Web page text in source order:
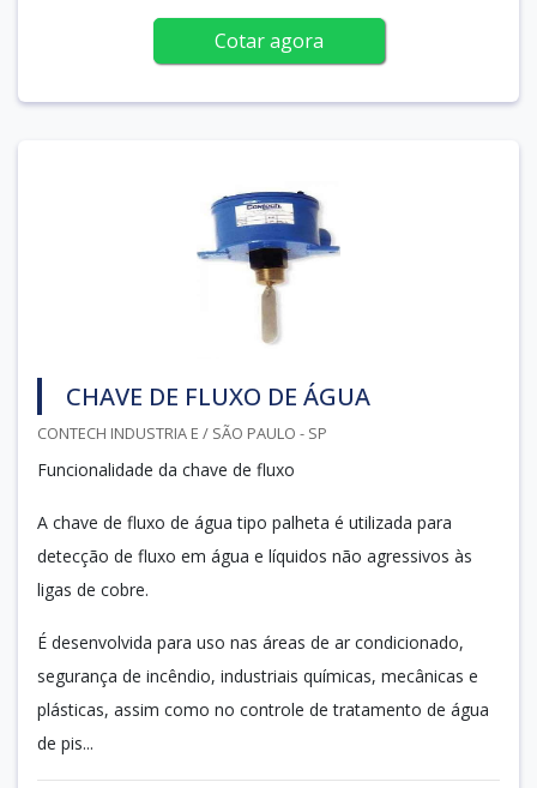
Cotar agora
CHAVE DE FLUXO DE ÁGUA
CONTECH INDUSTRIA E / SÃO PAULO - SP
Funcionalidade da chave de fluxo
A chave de fluxo de água tipo palheta é utilizada para
detecção de fluxo em água e líquidos não agressivos às
ligas de cobre.
É desenvolvida para uso nas áreas de ar condicionado,
segurança de incêndio, industriais químicas, mecânicas e
plásticas, assim como no controle de tratamento de água
de pis...